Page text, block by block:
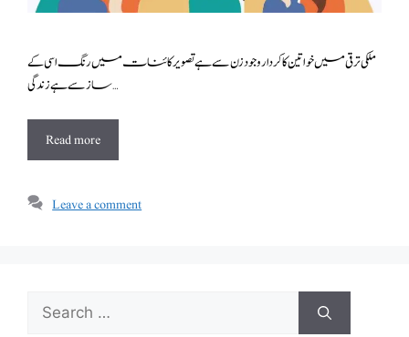
ملکی ترقی میں خواتین کا کردار وجود زن سے ہے تصویر کائنات میں رنگ اسی کے
ساز سے ہے زندگی …
Read more
Leave a comment
Search
for: